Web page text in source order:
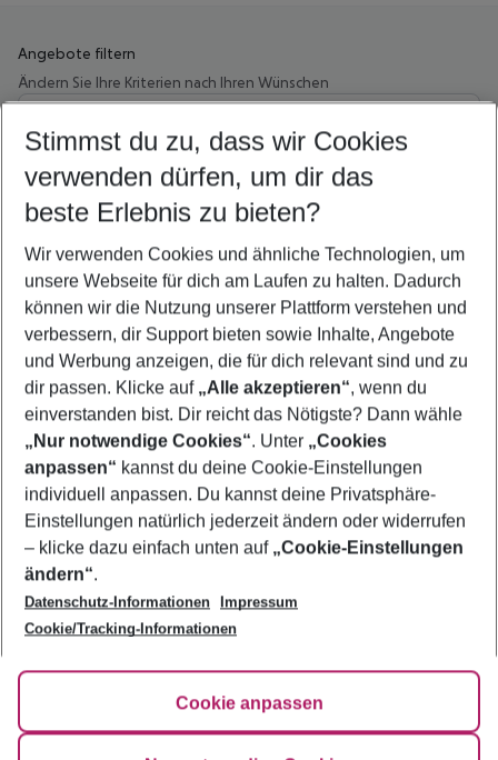
Angebote filtern
Ändern Sie Ihre Kriterien nach Ihren Wünschen
Wähle deinen Abflughafen
Beliebiger Abflughafen
Wähle deinen Reisezeitraum
5-8 Nächte
2 Erwachsene Keine Kinder
Mehr Filter anzeigen
Footer
Footer navigation
Über uns
AGB
Bestpreisgarantie
Cookie-Einstellungen ändern
Cookie-Richtlinie
Impressum
Agenturbetreuung
Barrierefreies Reisen
FAQ
HanseMerkur Reiseversicherung
Hilfe & Kontakt
Folge uns
Stimmst du zu, dass wir Cookies
verwenden dürfen, um dir das
beste Erlebnis zu bieten?
Wir verwenden Cookies und ähnliche Technologien, um
unsere Webseite für dich am Laufen zu halten. Dadurch
können wir die Nutzung unserer Plattform verstehen und
verbessern, dir Support bieten sowie Inhalte, Angebote
und Werbung anzeigen, die für dich relevant sind und zu
dir passen. Klicke auf „Alle akzeptieren“, wenn du
einverstanden bist. Dir reicht das Nötigste? Dann wähle
„Nur notwendige Cookies“. Unter „Cookies
anpassen“ kannst du deine Cookie-Einstellungen
individuell anpassen. Du kannst deine Privatsphäre-
Einstellungen natürlich jederzeit ändern oder widerrufen
– klicke dazu einfach unten auf „Cookie-Einstellungen
ändern“.
Datenschutz-Informationen
Impressum
Cookie/Tracking-Informationen
Cookie anpassen